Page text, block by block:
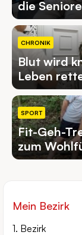
die
CHRONIK
Blut wird
Leben
SPORT
Fit-Geh-
zum
Mein Bezirk
1. Bezirk